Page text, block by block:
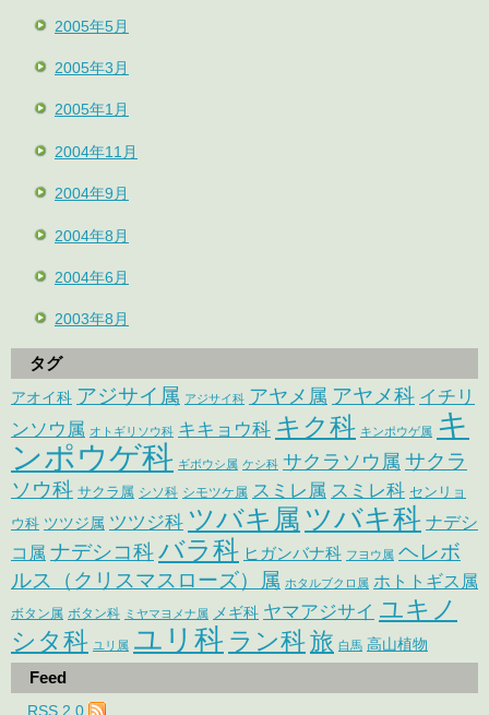
2005年5月
2005年3月
2005年1月
2004年11月
2004年9月
2004年8月
2004年6月
2003年8月
タグ
アオイ科 アジサイ属 アジサイ科 アヤメ属 アヤメ科 イチリ
ンソウ属 オトギリソウ科 キキョウ科 キク科 キンポウゲ属 キ
ンポウゲ科 ギボウシ属 ケシ科 サクラソウ属 サクラ
ソウ科 サクラ属 シソ科 シモツケ属 スミレ属 スミレ科 センリョ
ウ科 ツツジ属 ツツジ科 ツバキ属 ツバキ科 ナデシ
コ属 ナデシコ科バラ科 ヒガンバナ科 フヨウ属 ヘレボ
ルス（クリスマスローズ）属 ホタルブクロ属 ホトトギス属
ボタン属 ボタン科 ミヤマヨメナ属 メギ科 ヤマアジサイ ユキノ
シタ科 ユリ属 ユリ科 ラン科旅 白馬 高山植物
Feed
RSS 2.0